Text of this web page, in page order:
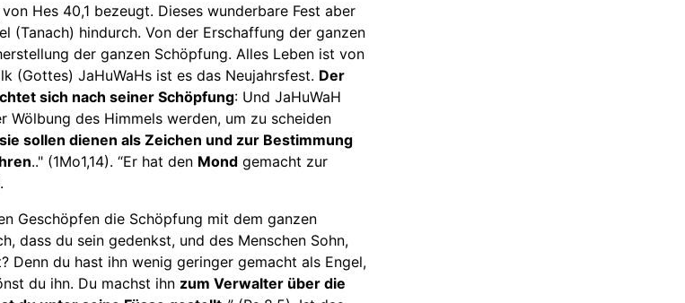
Hes 40,1 bezeugt. Dieses wunderbare Fest aber
(Tanach) hindurch. Von der Erschaffung der ganzen
der ganzen Schöpfung. Alles Leben ist von
(Gottes) JaHuWaHs ist es das Neujahrsfest. Der
sich nach seiner Schöpfung: Und JaHuWaH
Wölbung des Himmels werden, um zu scheiden
sie sollen dienen als Zeichen und zur Bestimmung
.." (1Mo1,14). “Er hat den Mond gemacht zur
Geschöpfen die Schöpfung mit dem ganzen
dass du sein gedenkst, und des Menschen Sohn,
Denn du hast ihn wenig geringer gemacht als Engel,
du ihn. Du machst ihn zum Verwalter über die